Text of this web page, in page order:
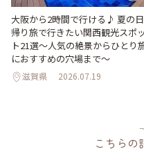
大阪から2時間で行ける♪ 夏の日
帰り旅で行きたい関西観光スポッ
ト21選～人気の絶景からひとり
におすすめの穴場まで～
滋賀県 2026.07.19
こちらの